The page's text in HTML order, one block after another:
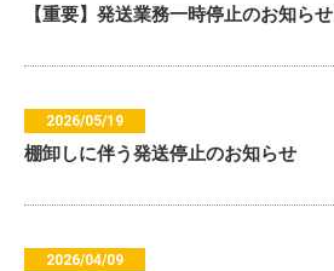
【重要】発送業務一時停止のお知らせ
2026/05/19
棚卸しに伴う発送停止のお知らせ
2026/04/09